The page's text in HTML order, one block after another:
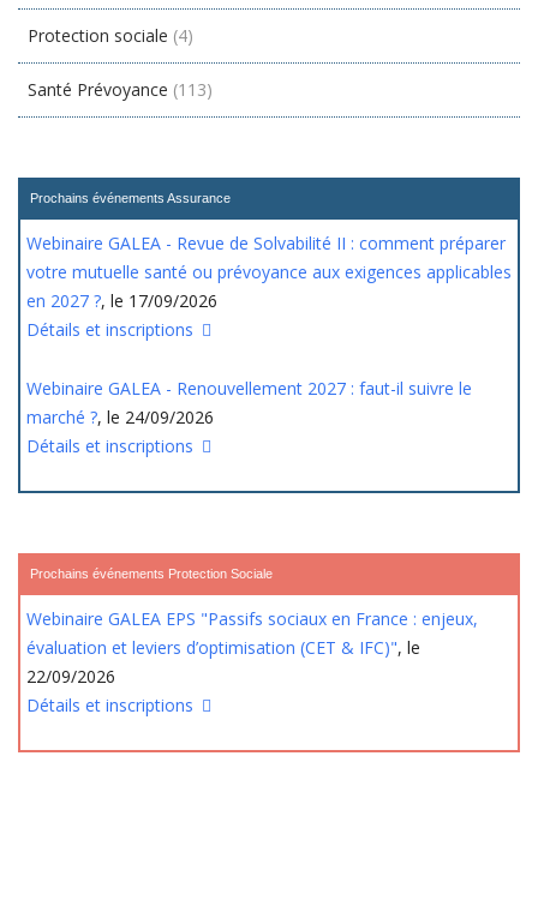
Protection sociale (4)
Santé Prévoyance (113)
Prochains événements Assurance
Webinaire GALEA - Revue de Solvabilité II : comment préparer
votre mutuelle santé ou prévoyance aux exigences applicables
en 2027 ?, le 17/09/2026
Détails et inscriptions
Webinaire GALEA - Renouvellement 2027 : faut-il suivre le
marché ?, le 24/09/2026
Détails et inscriptions
Prochains événements Protection Sociale
Webinaire GALEA EPS "Passifs sociaux en France : enjeux,
évaluation et leviers d’optimisation (CET & IFC)", le
22/09/2026
Détails et inscriptions